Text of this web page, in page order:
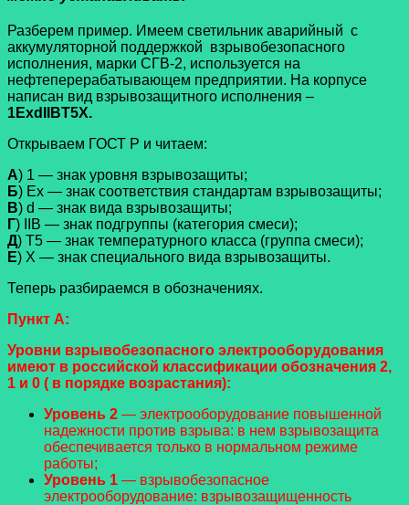
Разберем пример. Имеем светильник аварийный с
аккумуляторной поддержкой взрывобезопасного
исполнения, марки СГВ-2, используется на
нефтеперерабатывающем предприятии. На корпусе
написан вид взрывозащитного исполнения –
1ExdIIBT5X.
Открываем ГОСТ Р и читаем:
А) 1 — знак уровня взрывозащиты;
Б) Ех — знак соответствия стандартам взрывозащиты;
В) d — знак вида взрывозащиты;
Г) IIВ — знак подгруппы (категория смеси);
Д) T5 — знак температурного класса (группа смеси);
Е) Х — знак специального вида взрывозащиты.
Теперь разбираемся в обозначениях.
Пункт А:
Уровни взрывобезопасного электрооборудования
имеют в российской классификации обозначения 2,
1 и 0 ( в порядке возрастания):
Уровень 2 — электрооборудование повышенной
надежности против взрыва: в нем взрывозащита
обеспечивается только в нормальном режиме
работы;
Уровень 1 — взрывобезопасное
электрооборудование: взрывозащищенность